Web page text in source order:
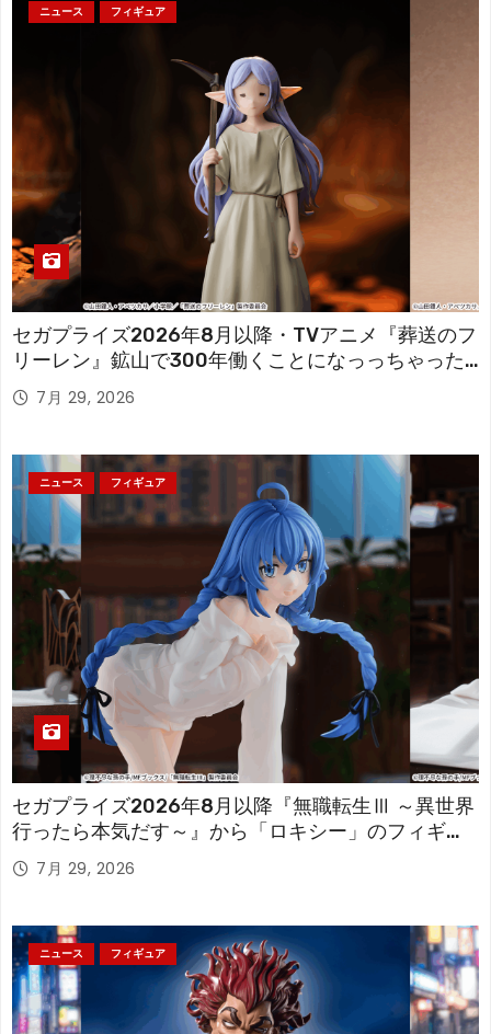
ニュース フィギュア
セガプライズ2026年8月以降・TVアニメ『葬送のフ
リーレン』鉱山で300年働くことになっっちゃった
「フリーレン」を立体化！
7月 29, 2026
ニュース フィギュア
セガプライズ2026年8月以降『無職転生Ⅲ ～異世界
行ったら本気だす～』から「ロキシー」のフィギュ
アが登場！
7月 29, 2026
ニュース フィギュア